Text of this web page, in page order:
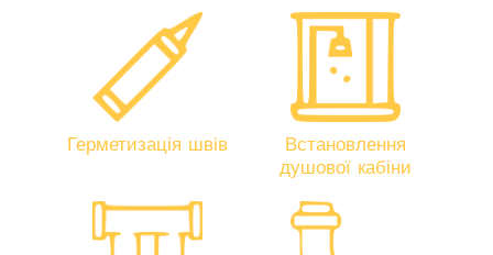
Герметизація швів
Встановлення
душової кабіни